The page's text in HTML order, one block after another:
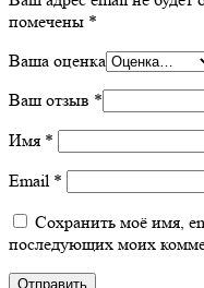
помечены *
Ваша оценка
Ваш отзыв *
Имя *
Email *
Сохранить моё имя,
последующих моих